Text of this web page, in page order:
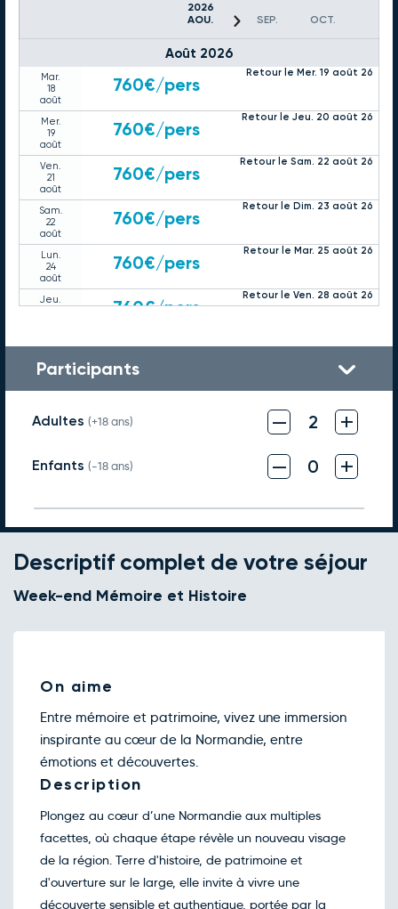
2026
AOU.
SEP. OCT.
Août 2026
Mar.
18
août
760€/pers
Retour le Mer. 19 août 26
Mer.
19
août
760€/pers
Retour le Jeu. 20 août 26
Ven.
21
août
760€/pers
Retour le Sam. 22 août 26
Sam.
22
août
760€/pers
Retour le Dim. 23 août 26
Lun.
24
août
760€/pers
Retour le Mar. 25 août 26
Jeu.
760€/pers
Retour le Ven. 28 août 26
Ven.
août
760€/pers
Sam.
760€/pers
Retour le Lun. 31 août 26
Ven.
sept.
760€/pers
08
sept.
760€/pers
Sam.
760€/pers
Retour le Jeu. 17 sept. 26
Ven.
18
24
760€/pers
Retour le Ven. 25 sept. 26
26
760€
Participants
Adultes (+18 ans) – 2 +
Enfants (-18 ans) – 0 +
Descriptif complet de votre séjour
Week-end Mémoire et Histoire
On aime
Entre mémoire et patrimoine, vivez une immersion
inspirante au cœur de la Normandie, entre
émotions et découvertes.
Description
Plongez au cœur d’une Normandie aux multiples
facettes, où chaque étape révèle un nouveau visage
de la région. Terre d'histoire, de patrimoine et
d'ouverture sur le large, elle invite à vivre une
découverte sensible et authentique, portée par la